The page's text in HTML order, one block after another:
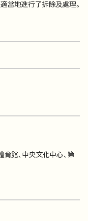
當地進行了拆除及處理。
育館、中央文化中心、第